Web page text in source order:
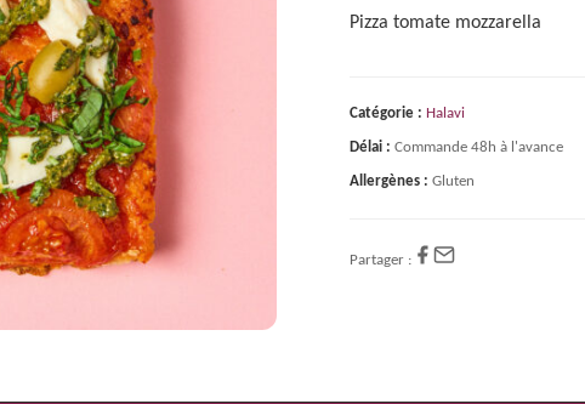
Pizza tomate mozzarella
Catégorie : Halavi
Délai : Commande 48h à l'avance
Allergènes : Gluten
Partager :